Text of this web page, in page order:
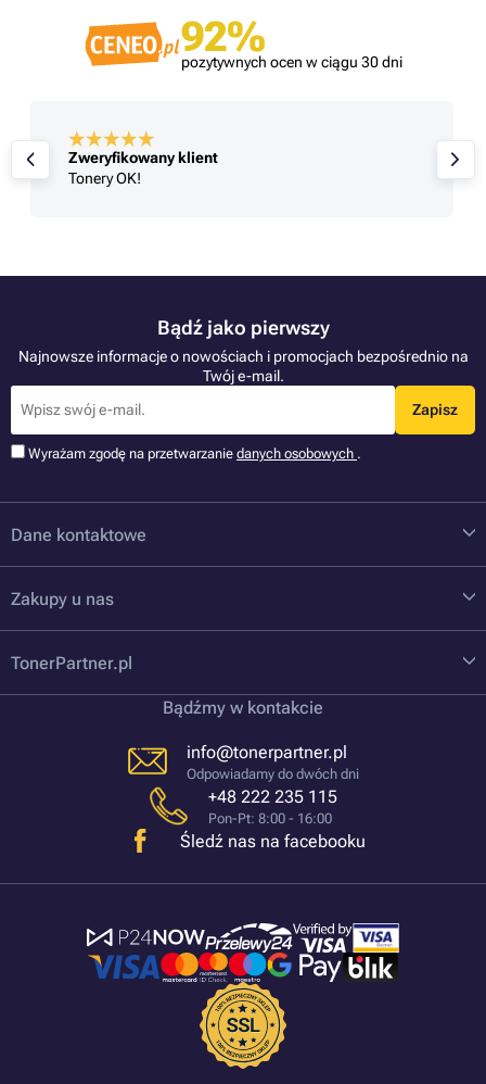
92%
pozytywnych ocen w ciągu 30 dni
Zweryfikowany klient
Tonery OK!
Bądź jako pierwszy
Najnowsze informacje o nowościach i promocjach bezpośrednio na
Twój e-mail.
Zapisz
Wyrażam zgodę na przetwarzanie danych osobowych .
Dane kontaktowe
Zakupy u nas
TonerPartner.pl
Bądźmy w kontakcie
info@tonerpartner.pl
Odpowiadamy do dwóch dni
+48 222 235 115
Pon-Pt: 8:00 - 16:00
Śledź nas na facebooku